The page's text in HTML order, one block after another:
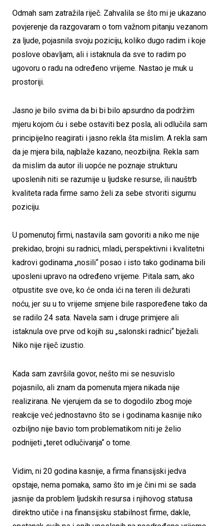
Odmah sam zatražila riječ. Zahvalila se što mi je ukazano
povjerenje da razgovaram o tom važnom pitanju vezanom
za ljude, pojasnila svoju poziciju, koliko dugo radim i koje
poslove obavljam, ali i istaknula da sve to radim po
ugovoru o radu na određeno vrijeme. Nastao je muk u
prostoriji.
Jasno je bilo svima da bi bi bilo apsurdno da podržim
mjeru kojom ću i sebe ostaviti bez posla, ali odlučila sam
principijelno reagirati i jasno rekla šta mislim. A rekla sam
da je mjera bila, najblaže kazano, neozbiljna. Rekla sam
da mislim da autor ili uopće ne poznaje strukturu
uposlenih niti se razumije u ljudske resurse, ili nauštrb
kvaliteta rada firme samo želi za sebe stvoriti sigurnu
poziciju.
U pomenutoj firmi, nastavila sam govoriti a niko me nije
prekidao, brojni su radnici, mladi, perspektivni i kvalitetni
kadrovi godinama „nosili“ posao i isto tako godinama bili
uposleni upravo na određeno vrijeme. Pitala sam, ako
otpustite sve ove, ko će onda ići na teren ili dežurati
noću, jer su u to vrijeme smjene bile raspoređene tako da
se radilo 24 sata. Navela sam i druge primjere ali
istaknula ove prve od kojih su „salonski radnici“ bježali.
Niko nije riječ izustio.
Kada sam završila govor, nešto mi se nesuvislo
pojasnilo, ali znam da pomenuta mjera nikada nije
realizirana. Ne vjerujem da se to dogodilo zbog moje
reakcije već jednostavno što se i godinama kasnije niko
ozbiljno nije bavio tom problematikom niti je želio
podnijeti „teret odlučivanja“ o tome.
Vidim, ni 20 godina kasnije, a firma finansijski jedva
opstaje, nema pomaka, samo što im je čini mi se sada
jasnije da problem ljudskih resursa i njihovog statusa
direktno utiče i na finansijsku stabilnost firme, dakle,